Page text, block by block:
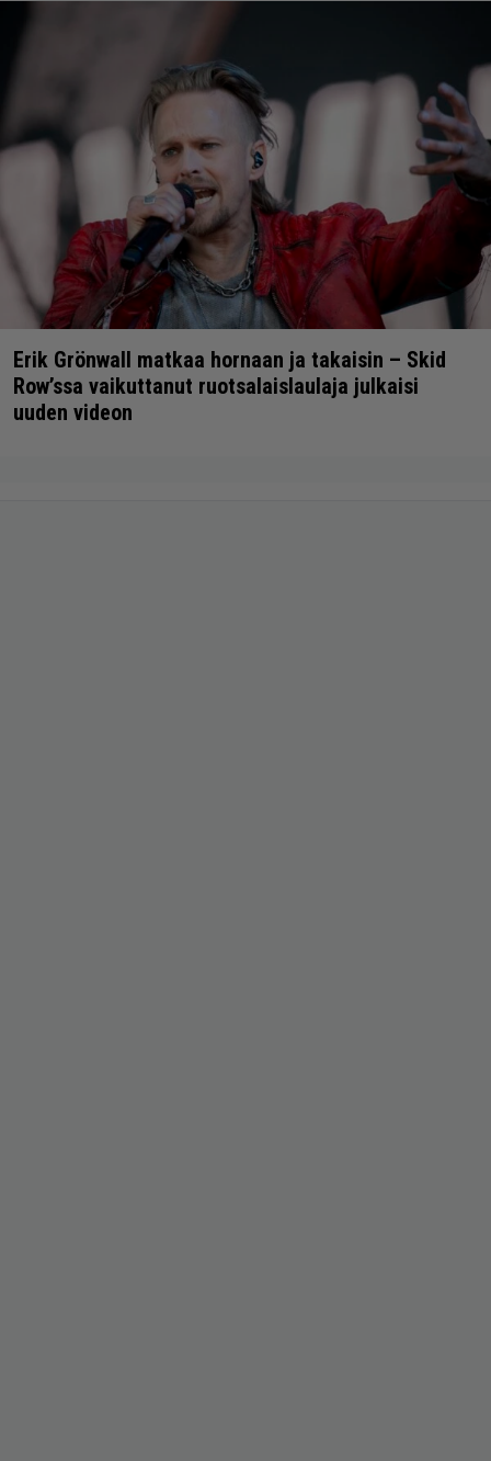
Erik Grönwall matkaa hornaan ja takaisin – Skid
Row’ssa vaikuttanut ruotsalaislaulaja julkaisi
uuden videon